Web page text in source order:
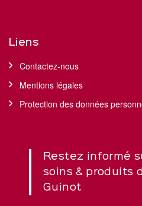
Liens
Contactez-nous
Mentions légales
Protection des données
Restez informé
soins & produits
Guinot